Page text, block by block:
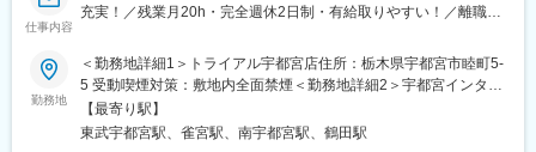
います。
【魅力】
〇ノルマや厳しい目標設定無し！
当社は無理な販売をさせない方針です。
お客様にも長く使っていただく商品が故に、しっかり提案＆納得
いただく必要があるため、厳しいノルマはございません！
仕事内容
充実！／残業月20h・完全週休2日制・有給取りやすい！／離職率
■業務概要：
中華料理チェーン最大手である「餃子の王将」にて接客・調理か
らスタート。将来的には店長としてスタッフ教育や集客企画等の
店舗づくりもお任せします
勤務地
＜勤務地詳細1＞トライアル宇都宮店住所：栃木県宇都宮市睦町5-
5 受動喫煙対策：敷地内全面禁煙＜勤務地詳細2＞宇都宮インター
パークビレッジ店住所：栃木県宇都宮市インターパーク4-1-3 受動
喫煙対策：敷地内全面禁煙変更の範囲：会社の定める事業所
【最寄り駅】
東武宇都宮駅、雀宮駅、南宇都宮駅、鶴田駅